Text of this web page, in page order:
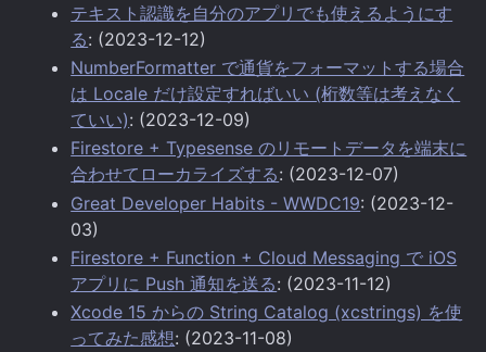
テキスト認識を自分のアプリでも使えるようにす
る: (2023-12-12)
NumberFormatter で通貨をフォーマットする場合
は Locale だけ設定すればいい (桁数等は考えなく
ていい): (2023-12-09)
Firestore + Typesense のリモートデータを端末に
合わせてローカライズする: (2023-12-07)
Great Developer Habits - WWDC19: (2023-12-
03)
Firestore + Function + Cloud Messaging で iOS
アプリに Push 通知を送る: (2023-11-12)
Xcode 15 からの String Catalog (xcstrings) を使
ってみた感想: (2023-11-08)